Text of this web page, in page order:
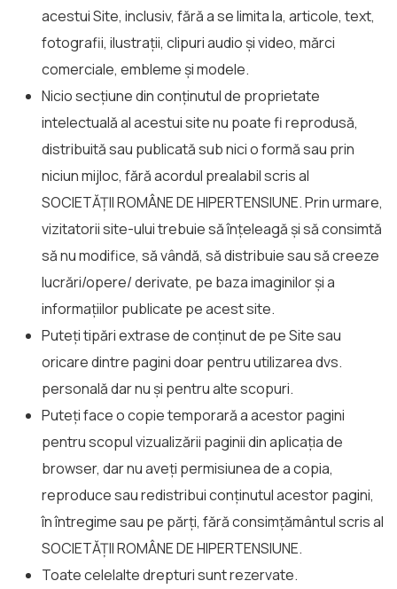
acestui Site, inclusiv, fără a se limita la, articole, text,
fotografii, ilustrații, clipuri audio și video, mărci
comerciale, embleme și modele.
Nicio secțiune din conținutul de proprietate
intelectuală al acestui site nu poate fi reprodusă,
distribuită sau publicată sub nici o formă sau prin
niciun mijloc, fără acordul prealabil scris al
SOCIETĂȚII ROMÂNE DE HIPERTENSIUNE. Prin urmare,
vizitatorii site-ului trebuie să înțeleagă și să consimtă
să nu modifice, să vândă, să distribuie sau să creeze
lucrări/opere/ derivate, pe baza imaginilor și a
informațiilor publicate pe acest site.
Puteți tipări extrase de conținut de pe Site sau
oricare dintre pagini doar pentru utilizarea dvs.
personală dar nu și pentru alte scopuri.
Puteți face o copie temporară a acestor pagini
pentru scopul vizualizării paginii din aplicația de
browser, dar nu aveți permisiunea de a copia,
reproduce sau redistribui conținutul acestor pagini,
în întregime sau pe părți, fără consimțământul scris al
SOCIETĂȚII ROMÂNE DE HIPERTENSIUNE.
Toate celelalte drepturi sunt rezervate.